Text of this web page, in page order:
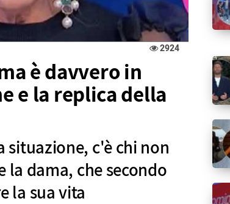
2924
è davvero in
e la replica della
situazione, c'è chi non
la dama, che secondo
la sua vita